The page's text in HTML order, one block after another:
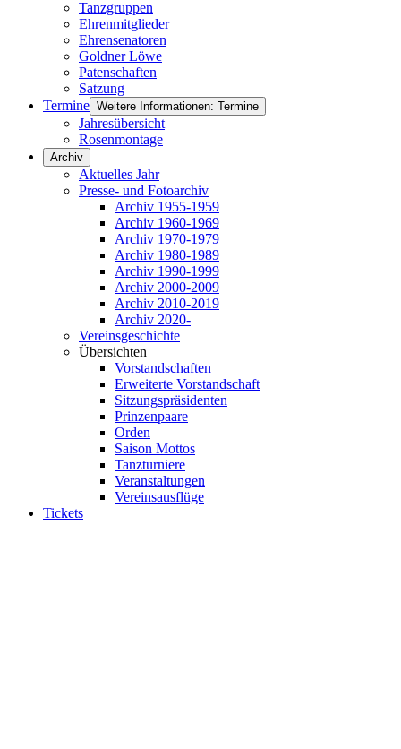
Tanzgruppen
Ehrenmitglieder
Ehrensenatoren
Goldner Löwe
Patenschaften
Satzung
Termine Weitere Informationen: Termine
Jahresübersicht
Rosenmontage
Archiv
Aktuelles Jahr
Presse- und Fotoarchiv
Archiv 1955-1959
Archiv 1960-1969
Archiv 1970-1979
Archiv 1980-1989
Archiv 1990-1999
Archiv 2000-2009
Archiv 2010-2019
Archiv 2020-
Vereinsgeschichte
Übersichten
Vorstandschaften
Erweiterte Vorstandschaft
Sitzungspräsidenten
Prinzenpaare
Orden
Saison Mottos
Tanzturniere
Veranstaltungen
Vereinsausflüge
Tickets